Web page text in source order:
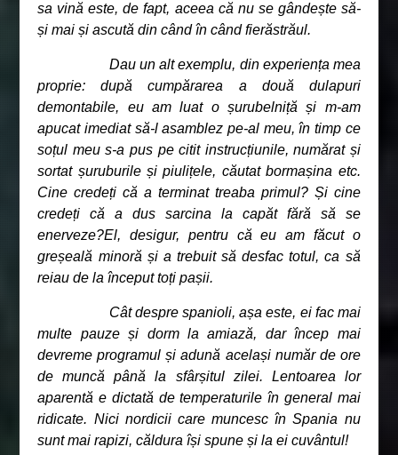
sa vină este, de fapt, aceea că nu se gândește să-
și mai și ascută din când în când fierăstrăul.
Dau un alt exemplu, din experiența mea
proprie: după cumpărarea a două dulapuri
demontabile, eu am luat o șurubelniță și m-am
apucat imediat să-l asamblez pe-al meu, în timp ce
soțul meu s-a pus pe citit instrucțiunile, numărat și
sortat șuruburile și piulițele, căutat bormașina etc.
Cine credeți că a terminat treaba primul? Și cine
credeți că a dus sarcina la capăt fără să se
enerveze?El, desigur, pentru că eu am făcut o
greșeală minoră și a trebuit să desfac totul, ca să
reiau de la început toți pașii.
Cât despre spanioli, așa este, ei fac mai
multe pauze și dorm la amiază, dar încep mai
devreme programul și adună același număr de ore
de muncă până la sfârșitul zilei. Lentoarea lor
aparentă e dictată de temperaturile în general mai
ridicate. Nici nordicii care muncesc în Spania nu
sunt mai rapizi, căldura își spune și la ei cuvântul!